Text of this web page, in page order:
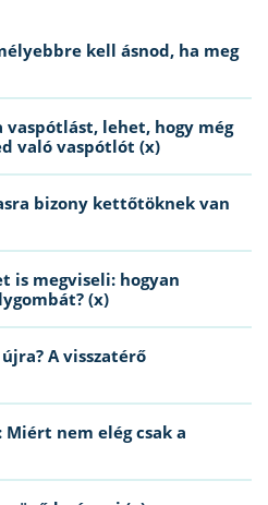
kell ásnod, ha meg
lehet, hogy még
való vaspótlót (x)
bizony kettőtöknek van
is megviseli: hogyan
(x)
A visszatérő
Miért nem elég csak a